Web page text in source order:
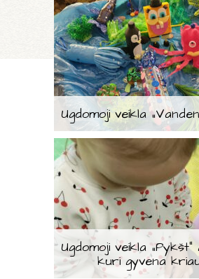
Ugdomoji veikla
Ugdomoji veikla „Pykšt“
kuri gyvena